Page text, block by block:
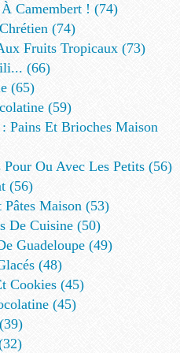
Camembert ! (74)
(74)
Fruits Tropicaux (73)
(66)
(65)
(59)
Pains Et Brioches Maison
Pour Ou Avec Les Petits (56)
(56)
Pâtes Maison (53)
De Cuisine (50)
Guadeloupe (49)
(48)
Cookies (45)
(45)